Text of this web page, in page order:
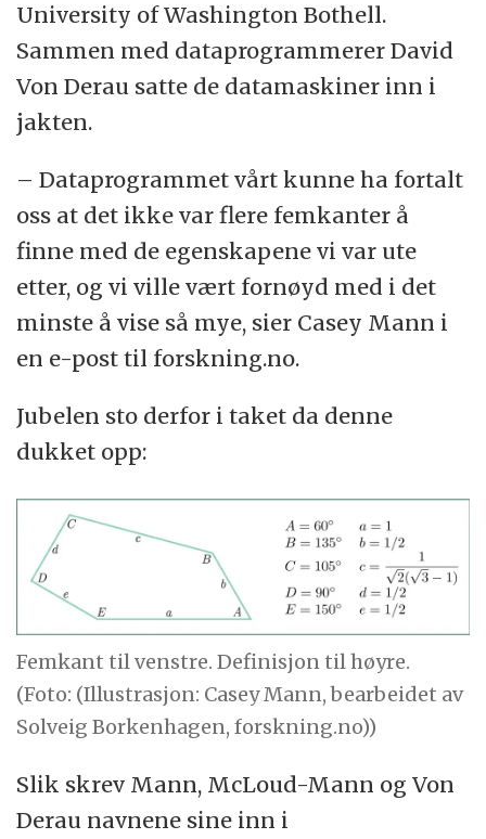
University of Washington Bothell.
Sammen med dataprogrammerer David
Von Derau satte de datamaskiner inn i
jakten.
– Dataprogrammet vårt kunne ha fortalt
oss at det ikke var flere femkanter å
finne med de egenskapene vi var ute
etter, og vi ville vært fornøyd med i det
minste å vise så mye, sier Casey Mann i
en e-post til forskning.no.
Jubelen sto derfor i taket da denne
dukket opp:
Femkant til venstre. Definisjon til høyre.
(Foto: (Illustrasjon: Casey Mann, bearbeidet av
Solveig Borkenhagen, forskning.no))
Slik skrev Mann, McLoud-Mann og Von
Derau navnene sine inn i